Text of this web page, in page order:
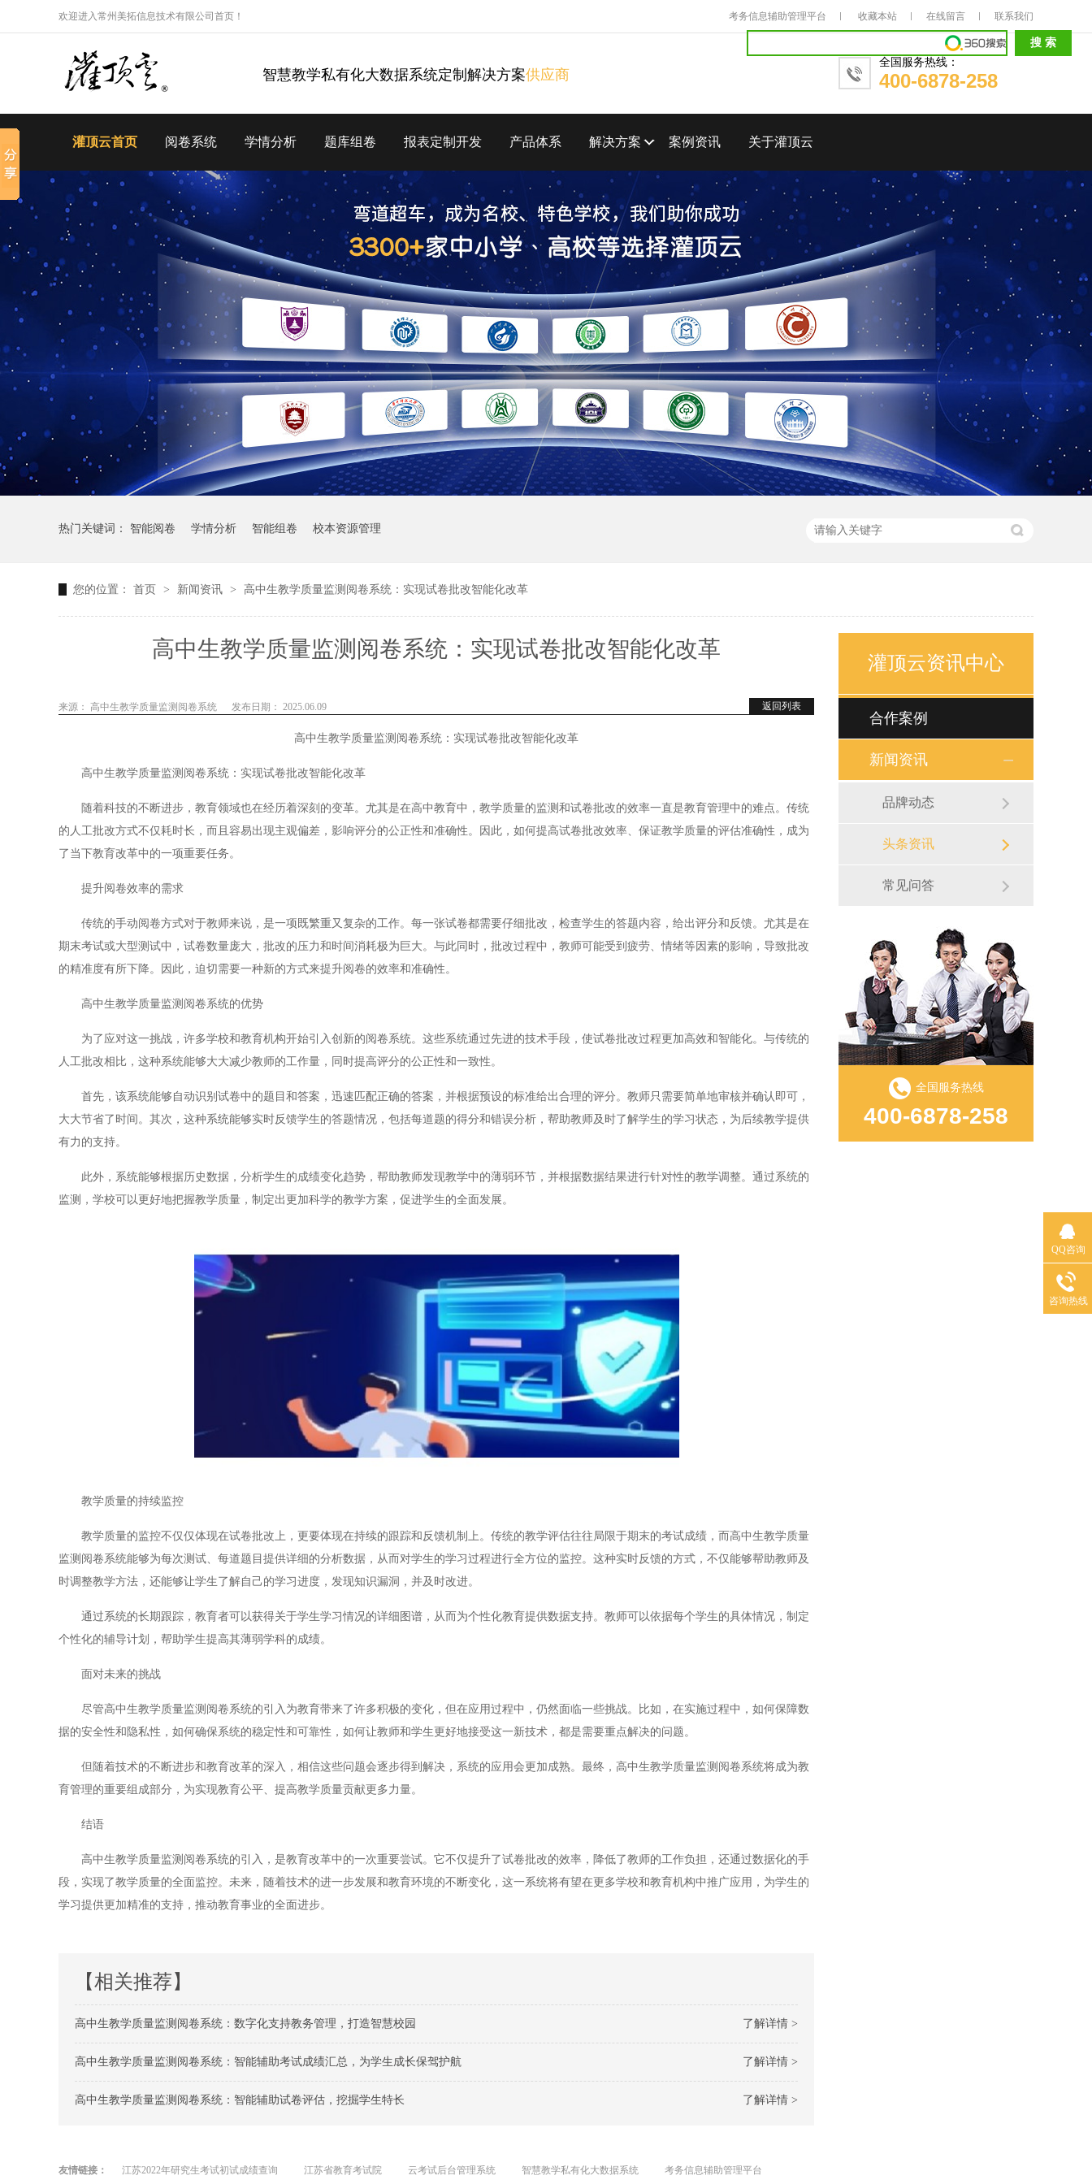
考务信息辅助管理平台 收藏本站 在线留言 联系我们
欢迎进入常州美拓信息技术有限公司首页！
智慧教学私有化大数据系统定制解决方案供应商
全国服务热线：
400-6878-258
灌顶云首页 阅卷系统 学情分析 题库组卷 报表定制开发 产品体系 解决方案 案例资讯 关于灌顶云
热门关键词： 智能阅卷 学情分析 智能组卷 校本资源管理
您的位置： 首页 > 新闻资讯 > 高中生教学质量监测阅卷系统：实现试卷批改智能化改革
高中生教学质量监测阅卷系统：实现试卷批改智能化改革
返回列表
来源： 高中生教学质量监测阅卷系统 发布日期： 2025.06.09
高中生教学质量监测阅卷系统：实现试卷批改智能化改革
高中生教学质量监测阅卷系统：实现试卷批改智能化改革
随着科技的不断进步，教育领域也在经历着深刻的变革。尤其是在高中教育中，教学质量的监测和试卷批改的效率一直是教育管理中的难点。传统
的人工批改方式不仅耗时长，而且容易出现主观偏差，影响评分的公正性和准确性。因此，如何提高试卷批改效率、保证教学质量的评估准确性，成为
了当下教育改革中的一项重要任务。
提升阅卷效率的需求
传统的手动阅卷方式对于教师来说，是一项既繁重又复杂的工作。每一张试卷都需要仔细批改，检查学生的答题内容，给出评分和反馈。尤其是在
期末考试或大型测试中，试卷数量庞大，批改的压力和时间消耗极为巨大。与此同时，批改过程中，教师可能受到疲劳、情绪等因素的影响，导致批改
的精准度有所下降。因此，迫切需要一种新的方式来提升阅卷的效率和准确性。
高中生教学质量监测阅卷系统的优势
为了应对这一挑战，许多学校和教育机构开始引入创新的阅卷系统。这些系统通过先进的技术手段，使试卷批改过程更加高效和智能化。与传统的
人工批改相比，这种系统能够大大减少教师的工作量，同时提高评分的公正性和一致性。
首先，该系统能够自动识别试卷中的题目和答案，迅速匹配正确的答案，并根据预设的标准给出合理的评分。教师只需要简单地审核并确认即可，
大大节省了时间。其次，这种系统能够实时反馈学生的答题情况，包括每道题的得分和错误分析，帮助教师及时了解学生的学习状态，为后续教学提供
有力的支持。
此外，系统能够根据历史数据，分析学生的成绩变化趋势，帮助教师发现教学中的薄弱环节，并根据数据结果进行针对性的教学调整。通过系统的
监测，学校可以更好地把握教学质量，制定出更加科学的教学方案，促进学生的全面发展。
教学质量的持续监控
教学质量的监控不仅仅体现在试卷批改上，更要体现在持续的跟踪和反馈机制上。传统的教学评估往往局限于期末的考试成绩，而高中生教学质量
监测阅卷系统能够为每次测试、每道题目提供详细的分析数据，从而对学生的学习过程进行全方位的监控。这种实时反馈的方式，不仅能够帮助教师及
时调整教学方法，还能够让学生了解自己的学习进度，发现知识漏洞，并及时改进。
通过系统的长期跟踪，教育者可以获得关于学生学习情况的详细图谱，从而为个性化教育提供数据支持。教师可以依据每个学生的具体情况，制定
个性化的辅导计划，帮助学生提高其薄弱学科的成绩。
面对未来的挑战
尽管高中生教学质量监测阅卷系统的引入为教育带来了许多积极的变化，但在应用过程中，仍然面临一些挑战。比如，在实施过程中，如何保障数
据的安全性和隐私性，如何确保系统的稳定性和可靠性，如何让教师和学生更好地接受这一新技术，都是需要重点解决的问题。
但随着技术的不断进步和教育改革的深入，相信这些问题会逐步得到解决，系统的应用会更加成熟。最终，高中生教学质量监测阅卷系统将成为教
育管理的重要组成部分，为实现教育公平、提高教学质量贡献更多力量。
结语
高中生教学质量监测阅卷系统的引入，是教育改革中的一次重要尝试。它不仅提升了试卷批改的效率，降低了教师的工作负担，还通过数据化的手
段，实现了教学质量的全面监控。未来，随着技术的进一步发展和教育环境的不断变化，这一系统将有望在更多学校和教育机构中推广应用，为学生的
学习提供更加精准的支持，推动教育事业的全面进步。
【相关推荐】
了解详情 >
高中生教学质量监测阅卷系统：数字化支持教务管理，打造智慧校园
了解详情 >
高中生教学质量监测阅卷系统：智能辅助考试成绩汇总，为学生成长保驾护航
了解详情 >
高中生教学质量监测阅卷系统：智能辅助试卷评估，挖掘学生特长
灌顶云资讯中心
合作案例
新闻资讯
品牌动态
头条资讯
常见问答
全国服务热线
400-6878-258
友情链接： 江苏2022年研究生考试初试成绩查询 江苏省教育考试院 云考试后台管理系统 智慧教学私有化大数据系统 考务信息辅助管理平台
QQ咨询
咨询热线